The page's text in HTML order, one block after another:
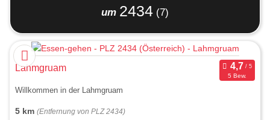
um 2434 (7)
Lahmgruam
5 Bew.
Willkommen in der Lahmgruam
5 km (Entfernung von PLZ 2434)